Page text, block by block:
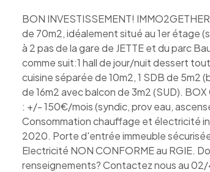
BON INVESTISSEMENT!
de 70m2, idéalement situé au 1er étage
à 2 pas de la gare de JETTE et du parc
comme suit:1 hall de jour/nuit dessert
cuisine séparée de 10m2, 1 SDB de 5m2
de 16m2 avec balcon de 3m2 (SUD).
: +/- 150€/mois (syndic, prov eau,
Consommation chauffage et électricité
2020. Porte d'entrée immeuble
Electricité NON CONFORME au RGIE.
renseignements? Contactez nous au